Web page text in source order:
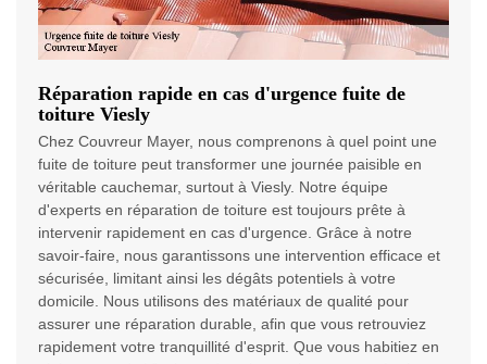
Réparation rapide en cas d'urgence fuite de
toiture Viesly
Chez Couvreur Mayer, nous comprenons à quel point une
fuite de toiture peut transformer une journée paisible en
véritable cauchemar, surtout à Viesly. Notre équipe
d'experts en réparation de toiture est toujours prête à
intervenir rapidement en cas d'urgence. Grâce à notre
savoir-faire, nous garantissons une intervention efficace et
sécurisée, limitant ainsi les dégâts potentiels à votre
domicile. Nous utilisons des matériaux de qualité pour
assurer une réparation durable, afin que vous retrouviez
rapidement votre tranquillité d'esprit. Que vous habitiez en